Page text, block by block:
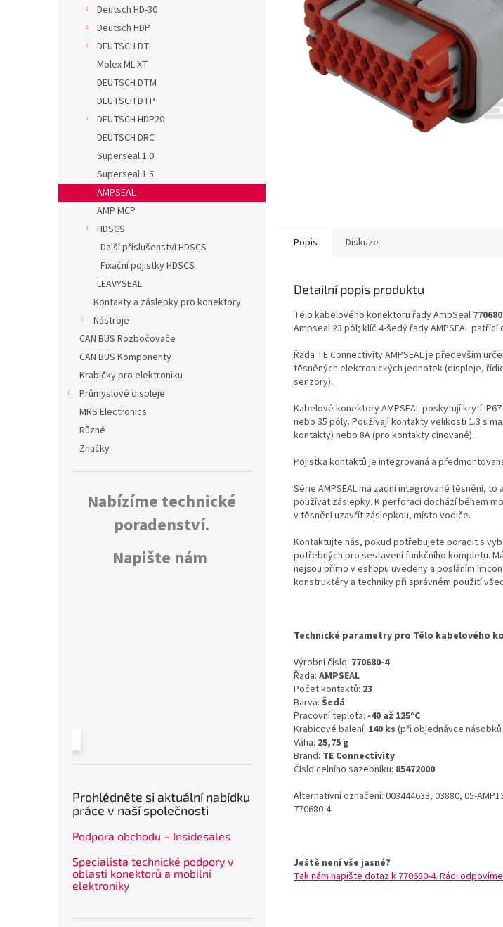
Deutsch HD-30
Deutsch HDP
DEUTSCH DT
Molex ML-XT
DEUTSCH DTM
DEUTSCH DTP
DEUTSCH HDP20
DEUTSCH DRC
Superseal 1.0
Superseal 1.5
AMPSEAL
AMP MCP
HDSCS
Další příslušenství HDSCS
Fixační pojistky HDSCS
LEAVYSEAL
Kontakty a záslepky pro konektory
Nástroje
CAN BUS Rozbočovače
CAN BUS Komponenty
Krabičky pro elektroniku
Průmyslové displeje
MRS Electronics
Různé
Značky
Nabízíme technické
poradenství.
Napište nám
Prohlédněte si aktuální nabídku
práce v naší společnosti
Podpora obchodu – Insidesales
Specialista technické podpory v
oblasti konektorů a mobilní
elektroniky
Popis Diskuze
Detailní popis produktu
Tělo kabelového konektoru řady AmpSeal
Ampseal 23 pól; klíč 4-šedý řady AMPSEAL
Řada TE Connectivity AMPSEAL je především
těsněných elektronických jednotek (displeje,
senzory).
Kabelové konektory AMPSEAL poskytují krytí
nebo 35 póly. Používají kontakty velikosti 1.3 s
kontakty) nebo 8A (pro kontakty cínované).
Pojistka kontaktů je integrovaná a
Série AMPSEAL má zadní integrované těsnění,
používat záslepky. K perforaci dochází během
v těsnění uzavřít záslepkou, místo vodiče.
Kontaktujte nás, pokud potřebujete poradit s
potřebných pro sestavení funkčního kompletu.
nejsou přímo v eshopu uvedeny a posláním
konstruktéry a techniky při správném použití
Technické parametry pro Tělo kabelového
Výrobní číslo: 770680-4
Řada: AMPSEAL
Počet kontaktů: 23
Barva: Šedá
Pracovní teplota: -40 až 125°C
Krabicové balení: 140 ks (při objednávce
Váha: 25,75 g
Brand: TE Connectivity
Číslo celního sazebníku: 85472000
Alternativní označení: 003444633, 03880, 05-
770680-4
Ještě není vše jasné?
Tak nám napište dotaz k 770680-4. Rádi